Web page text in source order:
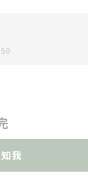
我